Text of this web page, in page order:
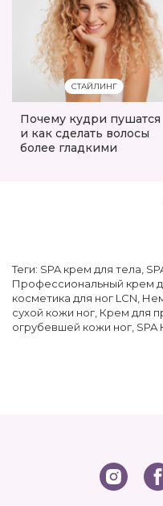
СТАЙЛИНГ
Почему кудри пушатся
и как сделать волосы
более гладкими
Теги: SPA крем для тела
Профессиональный крем
косметика для ног LCN
сухой кожи ног Крем для
огрубевшей кожи ног SPA